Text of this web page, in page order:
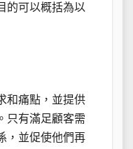
的可以概括為以
和痛點，並提供
只有滿足顧客需
，並促使他們再